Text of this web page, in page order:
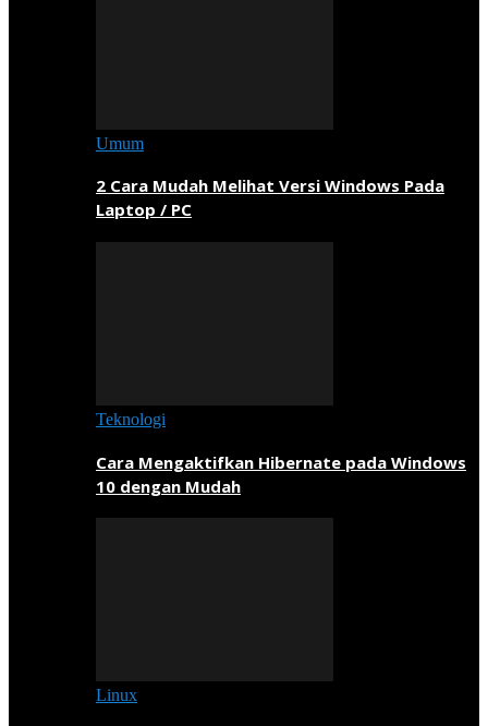
Umum
2 Cara Mudah Melihat Versi Windows Pada
Laptop / PC
Teknologi
Cara Mengaktifkan Hibernate pada Windows
10 dengan Mudah
Linux